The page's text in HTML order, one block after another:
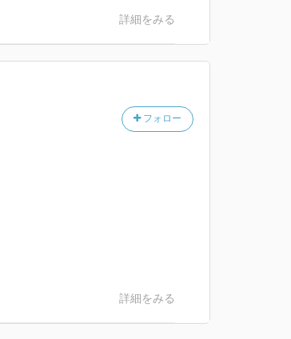
詳細をみる
フォロー
詳細をみる